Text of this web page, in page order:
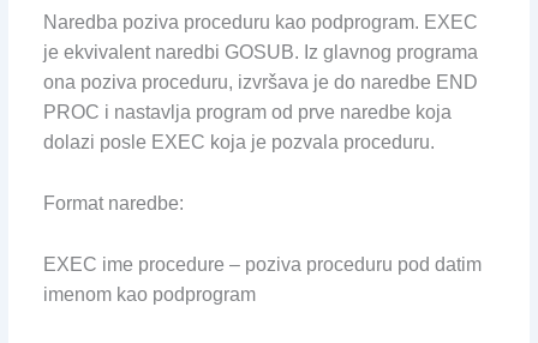
Naredba poziva proceduru kao podprogram. EXEC
je ekvivalent naredbi GOSUB. Iz glavnog programa
ona poziva proceduru, izvršava je do naredbe END
PROC i nastavlja program od prve naredbe koja
dolazi posle EXEC koja je pozvala proceduru.
Format naredbe:
EXEC ime procedure – poziva proceduru pod datim
imenom kao podprogram